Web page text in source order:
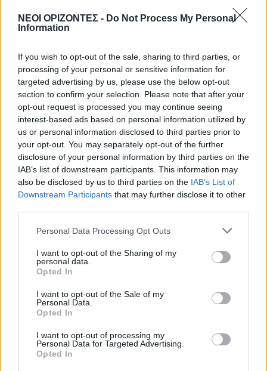
ΝΕΟΙ ΟΡΙΖΟΝΤΕΣ - Do Not Process My Personal
Information
If you wish to opt-out of the sale, sharing to third parties, or
processing of your personal or sensitive information for
targeted advertising by us, please use the below opt-out
section to confirm your selection. Please note that after your
opt-out request is processed you may continue seeing
interest-based ads based on personal information utilized by
us or personal information disclosed to third parties prior to
your opt-out. You may separately opt-out of the further
disclosure of your personal information by third parties on the
IAB’s list of downstream participants. This information may
also be disclosed by us to third parties on the IAB’s List of
Downstream Participants that may further disclose it to other
Personal Data Processing Opt Outs
I want to opt-out of the Sharing of my
personal data.
Opted In
I want to opt-out of the Sale of my
Personal Data.
Opted In
I want to opt-out of processing my
Personal Data for Targeted Advertising.
Opted In
Xανιά: Επίσκεψη της Σέβης Βολουδάκη
στην Πυροσβεστική Υπηρεσία
ΤΟΥΡΙΣΜΟΣ
Κρήτη: Τουριστική «έκρηξη» με
εργαζόμενους στα όριά τους – Οι
καταγγελίες για ελλείψεις, πίεση και
ωράρια
7 Αυγούστου 2026 12:14
ΕΚΚΛΗΣΙΑ • ΕΛΛΑΔΑ
7η Αυγούστου 626 μ.Χ.: Η νύχτα που
“γεννήθηκε” ο Ακάθιστος Ύμνος στην
Κωνσταντινούπολη
7 Αυγούστου 2026 12:06
Χανιά: Ξάπλωσε να κάνει
7 Αυγούστου 2026 12:04
Χανιά: Η παράσταση «Ο Σώζων
Εαυτόν Σωθήτω» στο Θέατρο
Δημοφιλή αυτή την εβδομάδα